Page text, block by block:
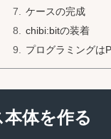
ケースの完成
chibi:bitの装着
プログラミングは
体を作る